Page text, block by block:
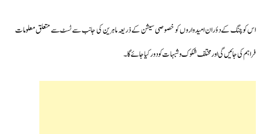
اس کوچنگ کے دؤران امیدواروں کو خصوصی سیشن کے ذریعہ ماہرین کی جانب سے ٹسٹ سے متعلق معلومات
فراہم کی جائیں گی اور مختلف شکوک و شبہات کو دور کیا جائے گا۔